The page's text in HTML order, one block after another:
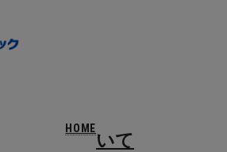
HOME
期検査について